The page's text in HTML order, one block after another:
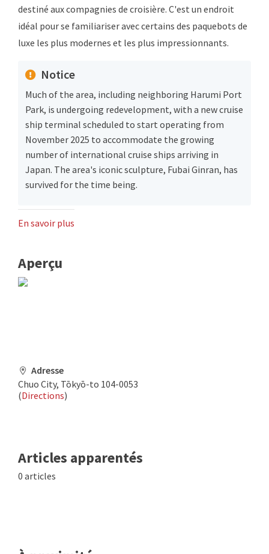
destiné aux compagnies de croisière. C'est un endroit
idéal pour se familiariser avec certains des paquebots de
luxe les plus modernes et les plus impressionnants.
Notice
Much of the area, including neighboring Harumi Port
Park, is undergoing redevelopment, with a new cruise
ship terminal scheduled to start operating from
November 2025 to accommodate the growing
number of international cruise ships arriving in
Japan. The area's iconic sculpture, Fubai Ginran, has
survived for the time being.
En savoir plus
Aperçu
Adresse
Chuo City, Tōkyō-to 104-0053
(Directions)
Articles apparentés
0 articles